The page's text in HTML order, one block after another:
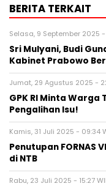
BERITA TERKAIT
Selasa, 9 September 2025 -
Sri Mulyani, Budi
Kabinet Prabowo
Jumat, 29 Agustus 2025 -
GPK RI Minta
Pengalihan Isu!
Kamis, 31 Juli 2025 - 09:34
Penutupan FORNAS
di NTB
Rabu, 23 Juli 2025 - 15:27